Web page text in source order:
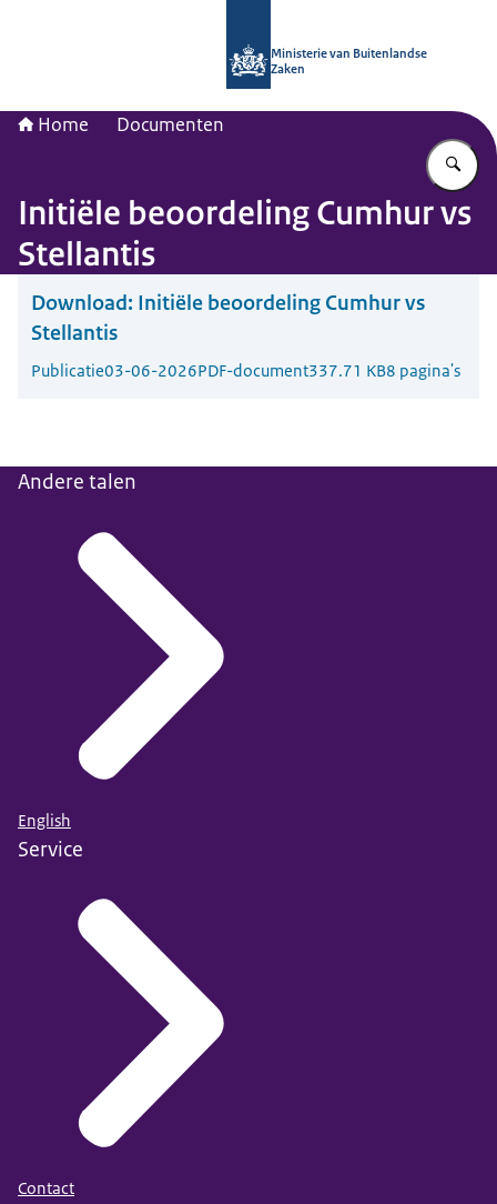
Ministerie van Buitenlandse
Zaken
Home Documenten
Initiële beoordeling Cumhur vs
Stellantis
Download: Initiële beoordeling Cumhur vs
Stellantis
Publicatie03-06-2026PDF-document337.71 KB8 pagina's
Andere talen
English
Service
Contact